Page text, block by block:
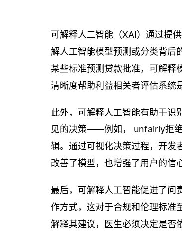
可解释人工智能（XAI）通过提
解人工智能模型预测或分类背后
某些标准预测贷款批准，可解释
清晰度帮助利益相关者评估系统
此外，可解释人工智能有助于识
见的决策——例如， unfairly拒
辑。通过可视化决策过程，开发
改善了模型，也增强了用户的信
最后，可解释人工智能促进了问
作方式，这对于合规和伦理标准
解释其建议，医生必须决定是否